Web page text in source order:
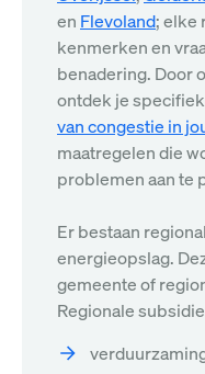
en Flevoland; elke
kenmerken en
benadering. Door
ontdek je
van congestie in
maatregelen die
problemen aan te
Er bestaan
energieopslag.
gemeente of
Regionale